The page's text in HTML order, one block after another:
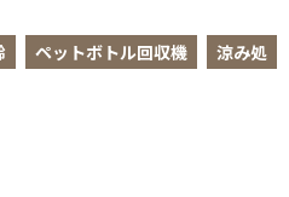
ペットボトル回収機 涼み処